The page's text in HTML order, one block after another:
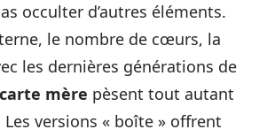
occulter d’autres éléments.
le nombre de cœurs, la
les dernières générations de
carte mère pèsent tout autant
versions « boîte » offrent